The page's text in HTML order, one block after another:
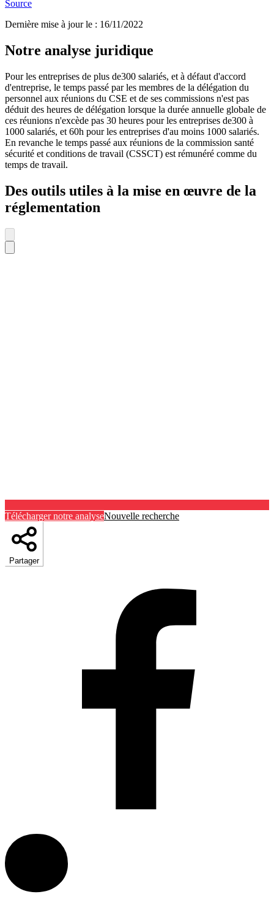
Source
Dernière mise à jour le : 16/11/2022
Notre analyse juridique
Pour les entreprises de plus de300 salariés, et à défaut d'accord
d'entreprise, le temps passé par les membres de la délégation du
personnel aux réunions du CSE et de ses commissions n'est pas
déduit des heures de délégation lorsque la durée annuelle globale de
ces réunions n'excède pas 30 heures pour les entreprises de300 à
1000 salariés, et 60h pour les entreprises d'au moins 1000 salariés.
En revanche le temps passé aux réunions de la commission santé
sécurité et conditions de travail (CSSCT) est rémunéré comme du
temps de travail.
Des outils utiles à la mise en œuvre de la
réglementation
Télécharger notre analyseNouvelle recherche
Partager